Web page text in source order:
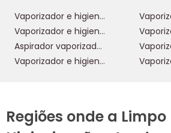
Vaporizador e higienizador
Vaporizador e higienizador portatil
Aspirador vaporizador e higienizador
Vaporizador e higienizador 220v
Regiões onde a Limpo